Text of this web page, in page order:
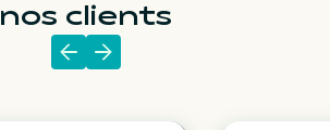
nos clients